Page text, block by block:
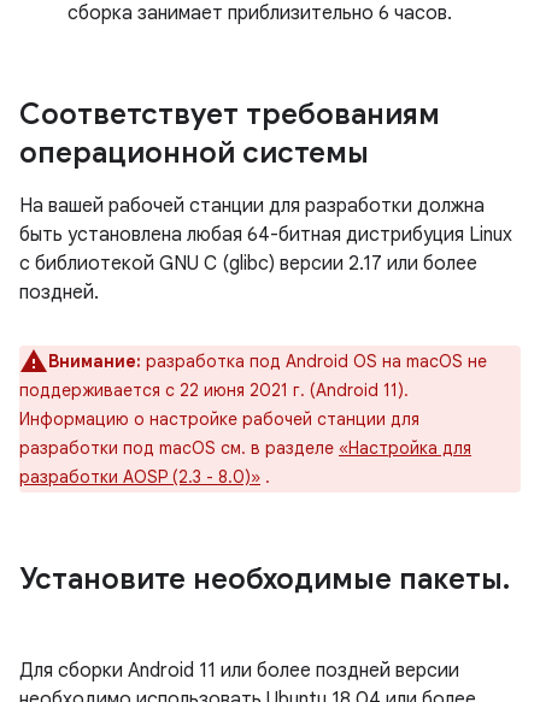
сборка занимает приблизительно 6 часов.
Соответствует требованиям
операционной системы
На вашей рабочей станции для разработки должна
быть установлена ​​любая 64-битная дистрибуция Linux
с библиотекой GNU C (glibc) версии 2.17 или более
поздней.
Внимание: разработка под Android OS на macOS не
поддерживается с 22 июня 2021 г. (Android 11).
Информацию о настройке рабочей станции для
разработки под macOS см. в разделе «Настройка для
разработки AOSP (2.3 - 8.0)» .
Установите необходимые пакеты.
Для сборки Android 11 или более поздней версии